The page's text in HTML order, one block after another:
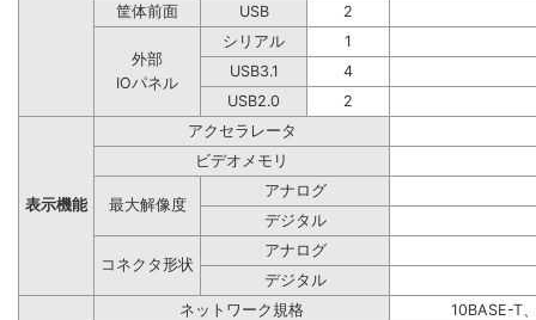
筐体前面
USB 2
外部
IOパネル
シリアル
1
USB3.1
4
USB2.0
2
表示機能
アクセラレータ
ビデオメモリ
最大解像度
アナログ
デジタル
コネクタ形状
アナログ
デジタル
ネットワーク規格 10BASE-T